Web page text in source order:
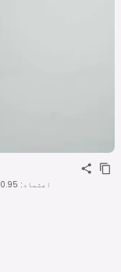
اعتماد:
0.95